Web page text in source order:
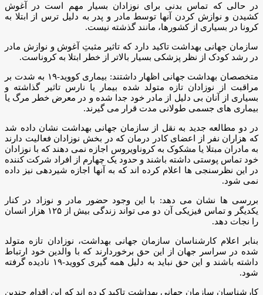
در حالی که تماس بدنی برای نوزادان بسیار مهم است در آغوش
کشیدن و نوازش کردن آنها توسط مادر و پدر به دلیل ترس از ابتلا به
کرونا در بسیاری از کشورها، مانند گذشته نیست.
سازمان جهانی بهداشت تاکید دارد که تاثیر مثبتِ آغوش و نوازش مادر
در رشد کودک از نظر پزشکی بسیار بالاتر از خطر ابتلا به کروناست.
متخصصان بهداشت جهانی اظهار داشتند: بیماری کووید-۱۹ به شدت بر
مراقبت از نوزادان تازه متولد شده بیمار یا نارس تاثیر گذاشته و
بسیاری از آنان بی دلیل از مادر خود جدا شده و در معرض خطر مرگ یا
بیماری های جسمی طولانی مدت قرار می گیرند.
در دو مطالعه جدید به نقل از سازمان جهانی بهداشت نشان داده شد
که هزاران نفر از اعضای کادر درمان که در بخش نوزادان فعالیت دارند
به مادران مبتلا یا مشکوک به کروناویروس اجازه نمی دهند که با نوزادان
خود تماس پوستی داشته باشند و حدود یک چهارم از افراد شرکت کننده
در این نظرسنجی ها اعلام کرده اند که به آنها اجازه شیردهی نیز داده
نمی شود.
بررسی ها نشان می دهد: با این وجود حضور مادر و نوزاد در کنار
یکدیگر و تماس فیزیکی آن دو می تواند زندگی بیش از ۱۲۵ هزار انسان
را نجات دهد.
بنابر اعلام کارشناسان سازمان جهانی بهداشت، نوزادان تازه متولد
شده در سراسر جهان از این حق برخوردارند که با والدین خود ارتباط
داشته باشند و این حق نباید به دلیل همه گیری کووید-۱۹ نادیده گرفته
شود.
کارشناسان سازمان جهانی بهداشت تاکید کرده اند که این اقدام چندین